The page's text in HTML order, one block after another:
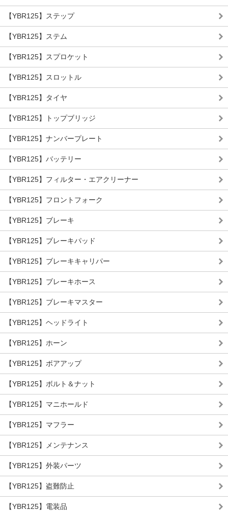
【YBR125】ステップ
【YBR125】ステム
【YBR125】スプロケット
【YBR125】スロットル
【YBR125】タイヤ
【YBR125】トップブリッジ
【YBR125】ナンバープレート
【YBR125】バッテリー
【YBR125】フィルター・エアクリーナー
【YBR125】フロントフォーク
【YBR125】ブレーキ
【YBR125】ブレーキパッド
【YBR125】ブレーキキャリパー
【YBR125】ブレーキホース
【YBR125】ブレーキマスター
【YBR125】ヘッドライト
【YBR125】ホーン
【YBR125】ボアアップ
【YBR125】ボルト＆ナット
【YBR125】マニホールド
【YBR125】マフラー
【YBR125】メンテナンス
【YBR125】外装パーツ
【YBR125】盗難防止
【YBR125】電装品